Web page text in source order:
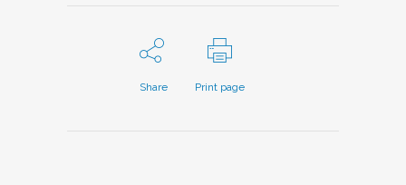
Share Print page